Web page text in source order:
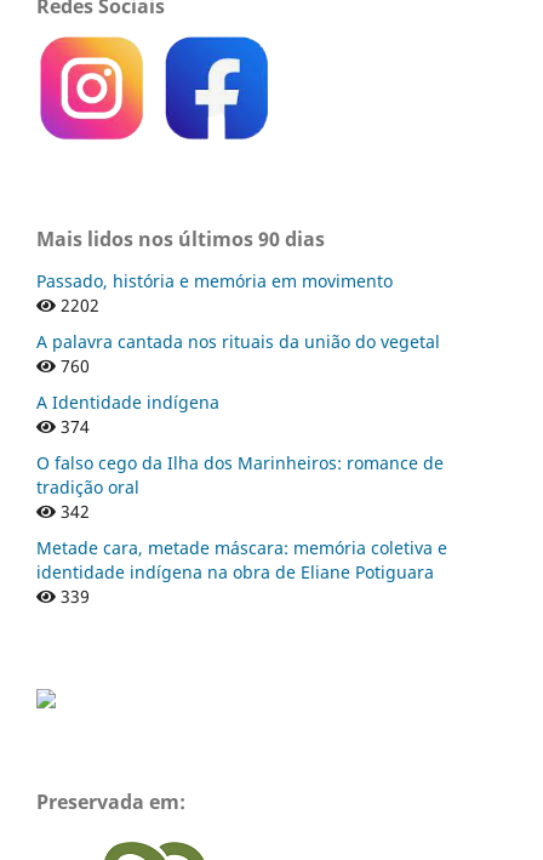
Redes Sociais
Mais lidos nos últimos 90 dias
Passado, história e memória em movimento
2202
A palavra cantada nos rituais da união do vegetal
760
A Identidade indígena
374
O falso cego da Ilha dos Marinheiros: romance de
tradição oral
342
Metade cara, metade máscara: memória coletiva e
identidade indígena na obra de Eliane Potiguara
339
Preservada em: